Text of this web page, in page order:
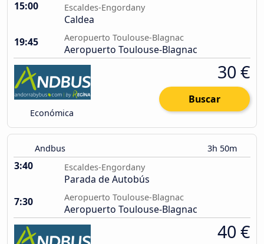
15:00 Escaldes-Engordany
Caldea
19:45
Aeropuerto Toulouse-Blagnac
Aeropuerto Toulouse-Blagnac
Económica
30 €
Buscar
Andbus 3h 50m
3:40 Escaldes-Engordany
Parada de Autobús
7:30
Aeropuerto Toulouse-Blagnac
Aeropuerto Toulouse-Blagnac
40 €